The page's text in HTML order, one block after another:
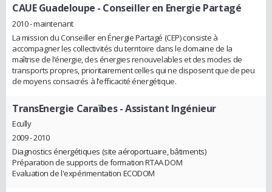
CAUE Guadeloupe - Conseiller en Energie Partagé
2010 - maintenant
La mission du Conseiller en Énergie Partagé (CEP) consiste à
accompagner les collectivités du territoire dans le domaine de la
maîtrise de l’énergie, des énergies renouvelables et des modes de
transports propres, prioritairement celles qui ne disposent que de peu
de moyens consacrés à l’efficacité énergétique.
TransEnergie Caraïbes- Assistant Ingénieur
Ecully
2009 - 2010
Diagnostics énergétiques (site aéroportuaire, bâtiments)
Préparation de supports de formation RTAA DOM
Evaluation de l'expérimentation ECODOM